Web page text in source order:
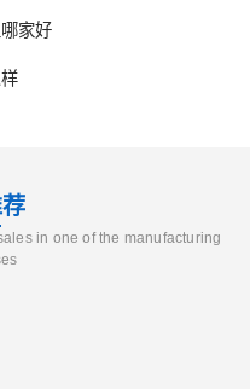
家好
in one of the manufacturing